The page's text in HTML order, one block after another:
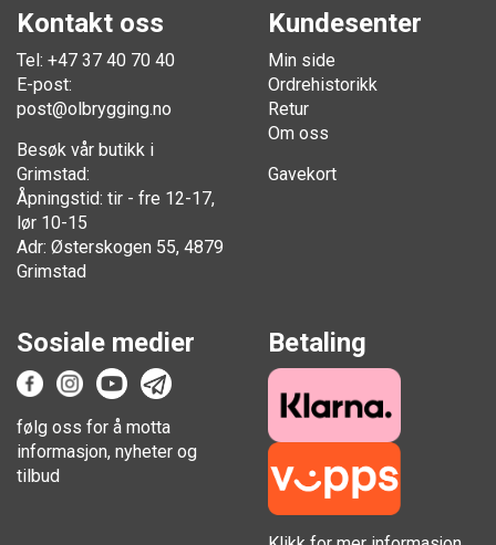
Kontakt oss
Tel: +47 37 40 70 40
E-post:
post@olbrygging.no
Besøk vår butikk i
Grimstad:
Åpningstid: tir - fre 12-17,
lør 10-15
Adr: Østerskogen 55, 4879
Grimstad
Kundesenter
Min side
Ordrehistorikk
Retur
Om oss
Gavekort
Sosiale medier
følg oss for å motta
informasjon, nyheter og
tilbud
Betaling